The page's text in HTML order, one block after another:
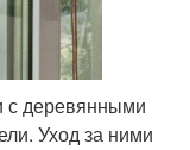
с деревянными
Уход за ними